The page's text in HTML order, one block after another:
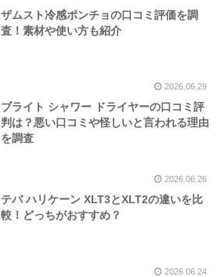
ザムスト冷感ポンチョの口コミ評価を調
査！素材や使い方も紹介
2026.06.29
ブライト シャワー ドライヤーの口コミ評
判は？悪い口コミや怪しいと言われる理由
を調査
2026.06.26
テバ ハリケーン XLT3とXLT2の違いを比
較！どっちがおすすめ？
2026.06.24